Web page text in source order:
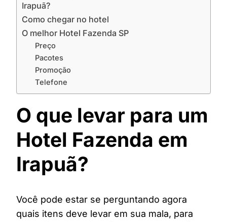
Irapuã?
Como chegar no hotel
O melhor Hotel Fazenda SP
Preço
Pacotes
Promoção
Telefone
O que levar para um
Hotel Fazenda em
Irapuã?
Você pode estar se perguntando agora
quais itens deve levar em sua mala, para